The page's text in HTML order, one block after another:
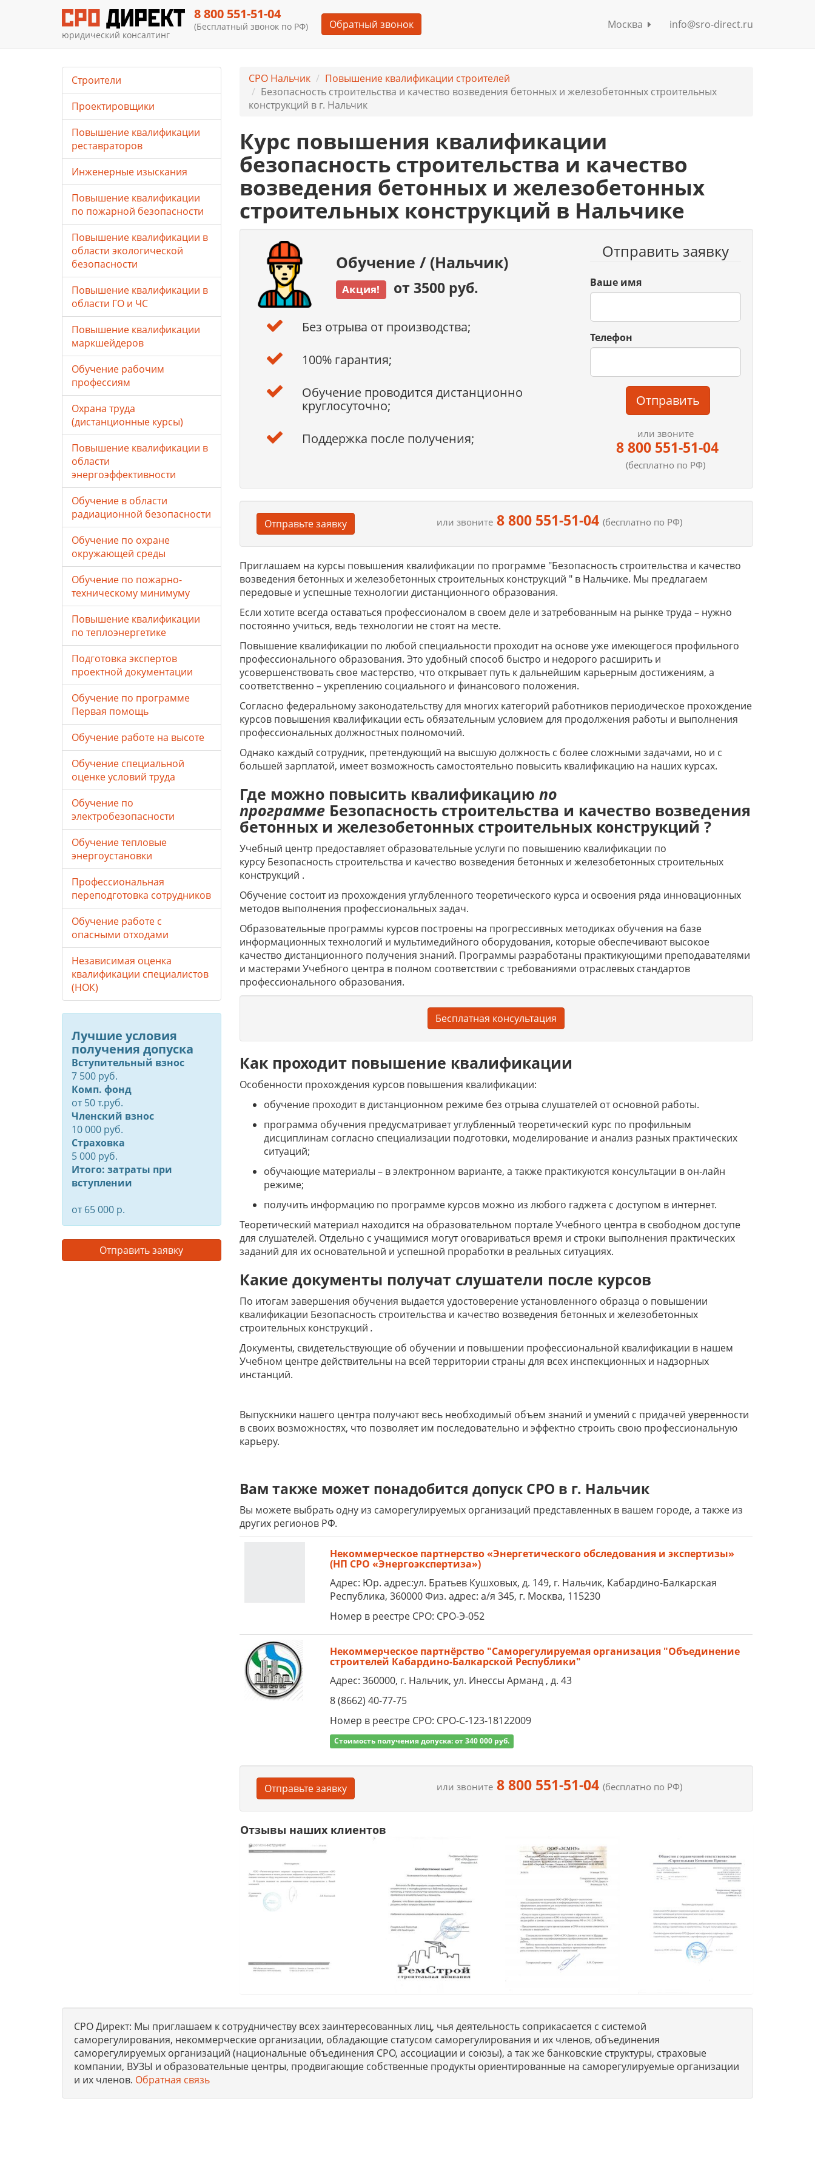
юридический консалтинг
8 800 551-51-04
(Бесплатный звонок по РФ) Обратный звонок Москва info@sro-direct.ru
СРО Нальчик
Повышение квалификации строителей
Безопасность строительства и качество возведения бетонных и железобетонных строительных
конструкций в г. Нальчик
Курс повышения квалификации
безопасность строительства и качество
возведения бетонных и железобетонных
строительных конструкций в Нальчике
Обучение / (Нальчик)
Акция! от 3500 руб.
Без отрыва от производства;
100% гарантия;
Обучение проводится дистанционно
круглосуточно;
Поддержка после получения;
Отправить заявку
Ваше имя
Телефон
Отправить
или звоните
8 800 551-51-04
(бесплатно по РФ)
Отправьте заявку или звоните 8 800 551-51-04(бесплатно по РФ)
Приглашаем на курсы повышения квалификации по программе "Безопасность строительства и качество
возведения бетонных и железобетонных строительных конструкций " в Нальчике. Мы предлагаем
передовые и успешные технологии дистанционного образования.
Если хотите всегда оставаться профессионалом в своем деле и затребованным на рынке труда – нужно
постоянно учиться, ведь технологии не стоят на месте.
Повышение квалификации по любой специальности проходит на основе уже имеющегося профильного
профессионального образования. Это удобный способ быстро и недорого расширить и
усовершенствовать свое мастерство, что открывает путь к дальнейшим карьерным достижениям, а
соответственно – укреплению социального и финансового положения.
Согласно федеральному законодательству для многих категорий работников периодическое прохождение
курсов повышения квалификации есть обязательным условием для продолжения работы и выполнения
профессиональных должностных полномочий.
Однако каждый сотрудник, претендующий на высшую должность с более сложными задачами, но и с
большей зарплатой, имеет возможность самостоятельно повысить квалификацию на наших курсах.
Где можно повысить квалификацию по
программе Безопасность строительства и качество возведения
бетонных и железобетонных строительных конструкций ?
Учебный центр предоставляет образовательные услуги по повышению квалификации по
курсу Безопасность строительства и качество возведения бетонных и железобетонных строительных
конструкций .
Обучение состоит из прохождения углубленного теоретического курса и освоения ряда инновационных
методов выполнения профессиональных задач.
Образовательные программы курсов построены на прогрессивных методиках обучения на базе
информационных технологий и мультимедийного оборудования, которые обеспечивают высокое
качество дистанционного получения знаний. Программы разработаны практикующими преподавателями
и мастерами Учебного центра в полном соответствии с требованиями отраслевых стандартов
профессионального образования.
Бесплатная консультация
Как проходит повышение квалификации
Особенности прохождения курсов повышения квалификации:
обучение проходит в дистанционном режиме без отрыва слушателей от основной работы.
программа обучения предусматривает углубленный теоретический курс по профильным
дисциплинам согласно специализации подготовки, моделирование и анализ разных практических
ситуаций;
обучающие материалы – в электронном варианте, а также практикуются консультации в он-лайн
режиме;
получить информацию по программе курсов можно из любого гаджета с доступом в интернет.
Теоретический материал находится на образовательном портале Учебного центра в свободном доступе
для слушателей. Отдельно с учащимися могут оговариваться время и строки выполнения практических
заданий для их основательной и успешной проработки в реальных ситуациях.
Какие документы получат слушатели после курсов
По итогам завершения обучения выдается удостоверение установленного образца о повышении
квалификации Безопасность строительства и качество возведения бетонных и железобетонных
строительных конструкций .
Документы, свидетельствующие об обучении и повышении профессиональной квалификации в нашем
Учебном центре действительны на всей территории страны для всех инспекционных и надзорных
инстанций.
Выпускники нашего центра получают весь необходимый объем знаний и умений с придачей уверенности
в своих возможностях, что позволяет им последовательно и эффектно строить свою профессиональную
карьеру.
Вам также может понадобится допуск СРО в г. Нальчик
Вы можете выбрать одну из саморегулируемых организаций представленных в вашем городе, а также из
других регионов РФ.
Некоммерческое партнерство «Энергетического обследования и экспертизы»
(НП СРО «Энергоэкспертиза»)
Адрес: Юр. адрес:ул. Братьев Кушховых, д. 149, г. Нальчик, Кабардино-Балкарская
Республика, 360000 Физ. адрес: а/я 345, г. Москва, 115230
Номер в реестре СРО: СРО-Э-052
Некоммерческое партнёрство "Саморегулируемая организация "Объединение
строителей Кабардино-Балкарской Республики"
Адрес: 360000, г. Нальчик, ул. Инессы Арманд , д. 43
8 (8662) 40-77-75
Номер в реестре СРО: СРО-С-123-18122009
Стоимость получения допуска: от 340 000 руб.
Отправьте заявку или звоните 8 800 551-51-04(бесплатно по РФ)
Отзывы наших клиентов
Строители
Проектировщики
Повышение квалификации
реставраторов
Инженерные изыскания
Повышение квалификации
по пожарной безопасности
Повышение квалификации в
области экологической
безопасности
Повышение квалификации в
области ГО и ЧС
Повышение квалификации
маркшейдеров
Обучение рабочим
профессиям
Охрана труда
(дистанционные курсы)
Повышение квалификации в
области
энергоэффективности
Обучение в области
радиационной безопасности
Обучение по охране
окружающей среды
Обучение по пожарно-
техническому минимуму
Повышение квалификации
по теплоэнергетике
Подготовка экспертов
проектной документации
Обучение по программе
Первая помощь
Обучение работе на высоте
Обучение специальной
оценке условий труда
Обучение по
электробезопасности
Обучение тепловые
энергоустановки
Профессиональная
переподготовка сотрудников
Обучение работе с
опасными отходами
Независимая оценка
квалификации специалистов
(НОК)
Лучшие условия
получения допуска
Вступительный взнос
7 500 руб.
Комп. фонд
от50т.руб.
Членский взнос
10 000 руб.
Страховка
5 000 руб.
Итого: затраты при
вступлении
от 65 000 р.
Отправить заявку
СРО Директ: Мы приглашаем к сотрудничеству всех заинтересованных лиц, чья деятельность соприкасается с системой
саморегулирования, некоммерческие организации, обладающие статусом саморегулирования и их членов, объединения
саморегулируемых организаций (национальные объединения СРО, ассоциации и союзы), а так же банковские структуры, страховые
компании, ВУЗЫ и образовательные центры, продвигающие собственные продукты ориентированные на саморегулируемые организации
и их членов. Обратная связь